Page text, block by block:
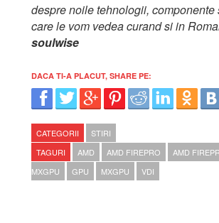
despre noile tehnologii, componente
care le vom vedea curand si in
soulwise
DACA TI-A PLACUT, SHARE PE:
CATEGORII
STIRI
TAGURI
AMD AMD FIREPRO AMD
MXGPU
GPU MXGPU VDI